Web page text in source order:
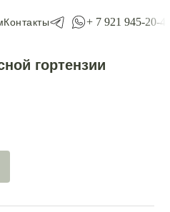
Контакты + 7 921 945-20-45
гортензии